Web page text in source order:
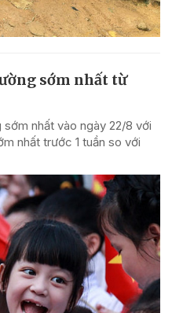
sớm nhất từ
nhất vào ngày 22/8 với
nhất trước 1 tuần so với